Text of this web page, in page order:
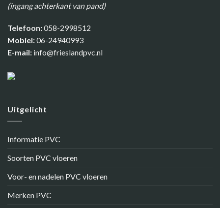
(ingang achterkant van pand)
Telefoon:058-2998512
Mobiel:06-24940993
E-mail: info@frieslandpvc.nl
Uitgelicht
Informatie PVC
Soorten PVC vloeren
Voor- en nadelen PVC vloeren
Merken PVC